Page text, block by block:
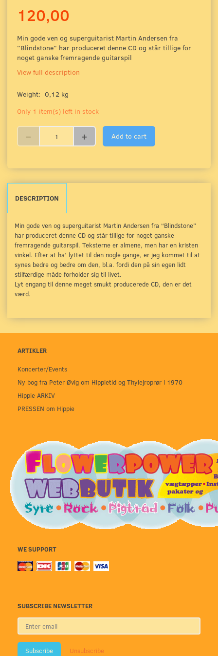
120,00
Min gode ven og superguitarist Martin Andersen fra
“Blindstone” har produceret denne CD og står tillige for
noget ganske fremragende guitarspil
View full description
Weight: 0,12 kg
Only 1 item(s) left in stock
Add to cart
DESCRIPTION
Min gode ven og superguitarist Martin Andersen fra “Blindstone”
har produceret denne CD og står tillige for noget ganske
fremragende guitarspil. Teksterne er almene, men har en kristen
vinkel. Efter at ha’ lyttet til den nogle gange, er jeg kommet til at
synes bedre og bedre om den, bl.a. fordi den på sin egen lidt
stilfærdige måde forholder sig til livet.
Lyt engang til denne meget smukt producerede CD, den er det
værd.
ARTIKLER
Koncerter/Events
Ny bog fra Peter Øvig om Hippietid og Thylejroprør i 1970
Hippie ARKIV
PRESSEN om Hippie
WE SUPPORT
SUBSCRIBE NEWSLETTER
Enter
email
Subscribe Unsubscribe